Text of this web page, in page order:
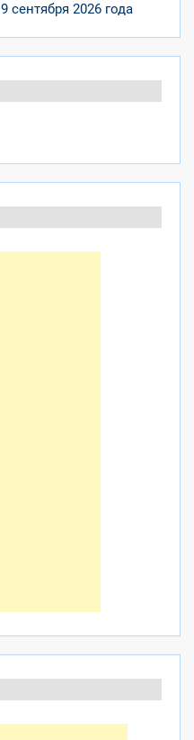
сентября 2026 года